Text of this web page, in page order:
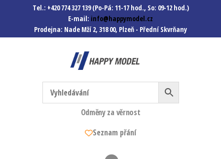
Tel.: +420 774 327 139 (Po-Pá: 11-17 hod., So: 09-12 hod.)
E-mail: info@happymodel.cz
Prodejna: Nade Mží 2, 318 00, Plzeň - Přední Skvrňany
Happymodel.cz
Modely autíček, modelová
železnice, mašinky, vagóny a
mnohem víc.
Odměny za věrnost
Seznam přání